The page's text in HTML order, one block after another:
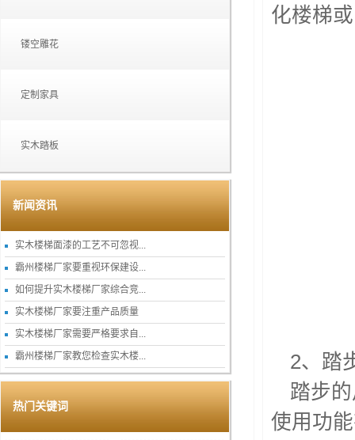
镂空雕花
定制家具
实木踏板
新闻资讯
实木楼梯面漆的工艺不可忽视...
霸州楼梯厂家要重视环保建设...
如何提升实木楼梯厂家综合竞...
实木楼梯厂家要注重产品质量
实木楼梯厂家需要严格要求自...
霸州楼梯厂家教您检查实木楼...
热门关键词
化楼梯
2、踏
踏步
使用功